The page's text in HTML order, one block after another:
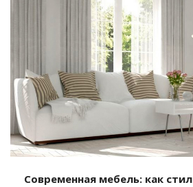
Современная мебель: как